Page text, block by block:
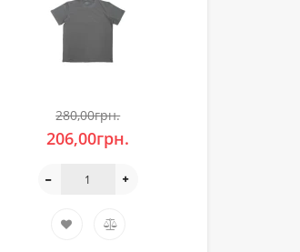
280,00грн.
206,00грн.